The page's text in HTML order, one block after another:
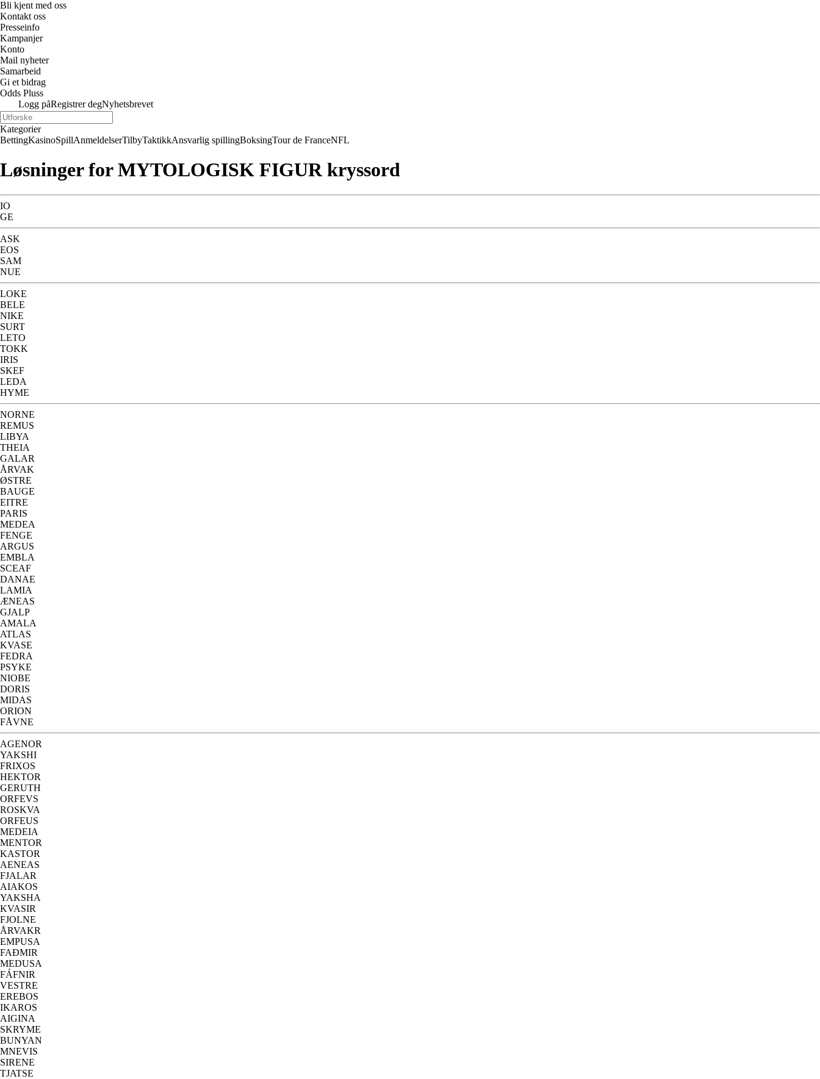
Bli kjent med oss
Kontakt oss
Presseinfo
Kampanjer
Konto
Mail nyheter
Samarbeid
Gi et bidrag
Odds Pluss
Logg påRegistrer degNyhetsbrevet
Kategorier
BettingKasinoSpillAnmeldelserTilbyTaktikkAnsvarlig spillingBoksingTour de FranceNFL
Løsninger for MYTOLOGISK FIGUR kryssord
IO
GE
ASK
EOS
SAM
NUE
LOKE
BELE
NIKE
SURT
LETO
TOKK
IRIS
SKEF
LEDA
HYME
NORNE
REMUS
LIBYA
THEIA
GALAR
ÅRVAK
ØSTRE
BAUGE
EITRE
PARIS
MEDEA
FENGE
ARGUS
EMBLA
SCEAF
DANAE
LAMIA
ÆNEAS
GJALP
AMALA
ATLAS
KVASE
FEDRA
PSYKE
NIOBE
DORIS
MIDAS
ORION
FÅVNE
AGENOR
YAKSHI
FRIXOS
HEKTOR
GERUTH
ORFEVS
ROSKVA
ORFEUS
MEDEIA
MENTOR
KASTOR
AENEAS
FJALAR
AIAKOS
YAKSHA
KVASIR
FJOLNE
ÅRVAKR
EMPUSA
FAÐMIR
MEDUSA
FÁFNIR
VESTRE
EREBOS
IKAROS
AIGINA
SKRYME
BUNYAN
MNEVIS
SIRENE
TJATSE